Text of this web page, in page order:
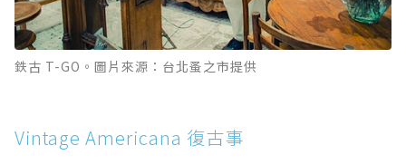
鉄古 T-GO。圖片來源：台北蚤之市提供
Vintage Americana 復古事